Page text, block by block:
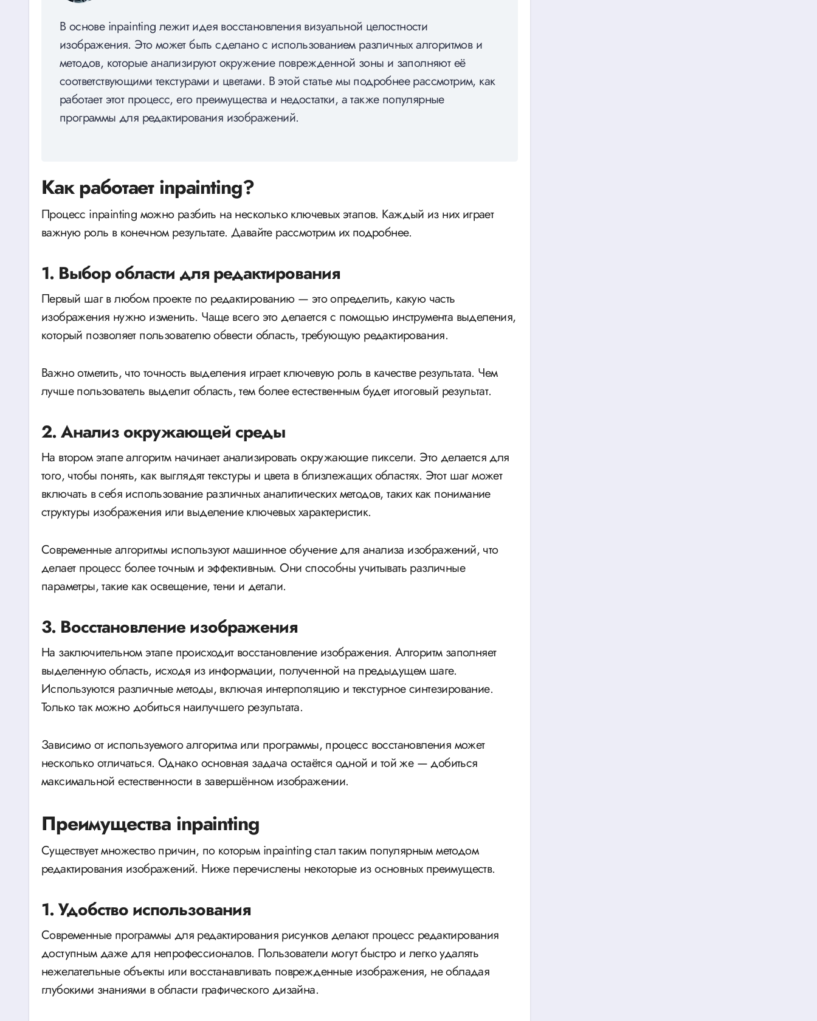
В основе inpainting лежит идея восстановления визуальной целостности
изображения. Это может быть сделано с использованием различных алгоритмов и
методов, которые анализируют окружение поврежденной зоны и заполняют её
соответствующими текстурами и цветами. В этой статье мы подробнее рассмотрим, как
работает этот процесс, его преимущества и недостатки, а также популярные
программы для редактирования изображений.
Как работает inpainting?
Процесс inpainting можно разбить на несколько ключевых этапов. Каждый из них играет
важную роль в конечном результате. Давайте рассмотрим их подробнее.
1. Выбор области для редактирования
Первый шаг в любом проекте по редактированию — это определить, какую часть
изображения нужно изменить. Чаще всего это делается с помощью инструмента выделения,
который позволяет пользователю обвести область, требующую редактирования.
Важно отметить, что точность выделения играет ключевую роль в качестве результата. Чем
лучше пользователь выделит область, тем более естественным будет итоговый результат.
2. Анализ окружающей среды
На втором этапе алгоритм начинает анализировать окружающие пиксели. Это делается для
того, чтобы понять, как выглядят текстуры и цвета в близлежащих областях. Этот шаг может
включать в себя использование различных аналитических методов, таких как понимание
структуры изображения или выделение ключевых характеристик.
Современные алгоритмы используют машинное обучение для анализа изображений, что
делает процесс более точным и эффективным. Они способны учитывать различные
параметры, такие как освещение, тени и детали.
3. Восстановление изображения
На заключительном этапе происходит восстановление изображения. Алгоритм заполняет
выделенную область, исходя из информации, полученной на предыдущем шаге.
Используются различные методы, включая интерполяцию и текстурное синтезирование.
Только так можно добиться наилучшего результата.
Зависимо от используемого алгоритма или программы, процесс восстановления может
несколько отличаться. Однако основная задача остаётся одной и той же — добиться
максимальной естественности в завершённом изображении.
Преимущества inpainting
Существует множество причин, по которым inpainting стал таким популярным методом
редактирования изображений. Ниже перечислены некоторые из основных преимуществ.
1. Удобство использования
Современные программы для редактирования рисунков делают процесс редактирования
доступным даже для непрофессионалов. Пользователи могут быстро и легко удалять
нежелательные объекты или восстанавливать поврежденные изображения, не обладая
глубокими знаниями в области графического дизайна.